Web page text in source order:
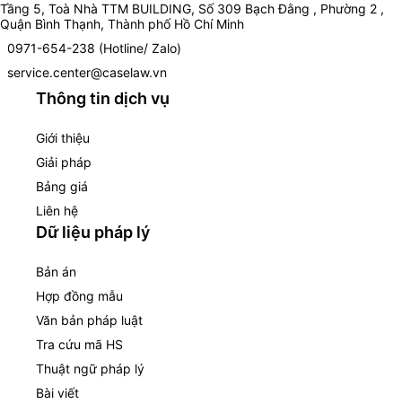
Tầng 5, Toà Nhà TTM BUILDING, Số 309 Bạch Đằng , Phường 2 ,
Quận Bình Thạnh, Thành phố Hồ Chí Minh
0971-654-238 (Hotline/ Zalo)
service.center@caselaw.vn
Thông tin dịch vụ
Giới thiệu
Giải pháp
Bảng giá
Liên hệ
Dữ liệu pháp lý
Bản án
Hợp đồng mẫu
Văn bản pháp luật
Tra cứu mã HS
Thuật ngữ pháp lý
Bài viết